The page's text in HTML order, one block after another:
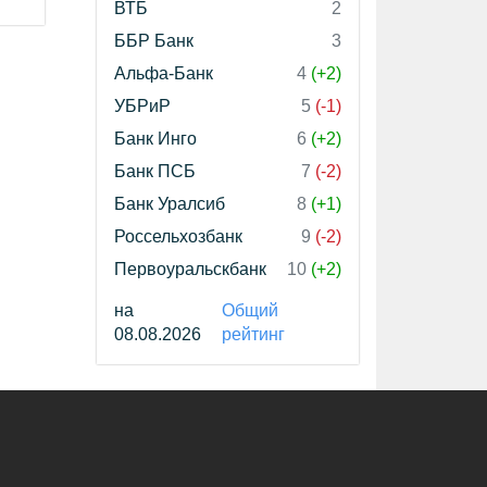
ВТБ
2
ББР Банк
3
Альфа-Банк
4 (+2)
УБРиР
5 (-1)
Банк Инго
6 (+2)
Банк ПСБ
7 (-2)
Банк Уралсиб
8 (+1)
Россельхозбанк
9 (-2)
Первоуральскбанк
10 (+2)
на
08.08.2026
Общий
рейтинг